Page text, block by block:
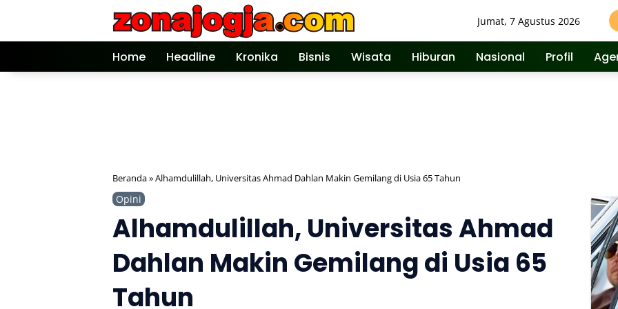
Jumat, 7 Agustus 2026
Home Headline Kronika Bisnis Wisata Hiburan Nasional Profil
Beranda»Alhamdulillah, Universitas Ahmad Dahlan Makin Gemilang di Usia 65 Tahun
Opini
Alhamdulillah, Universitas Ahmad
Dahlan Makin Gemilang di Usia 65
Tahun